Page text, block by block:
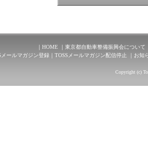
HOME
東京都自動車整備振興会について
メールマガジン登録
TOSSメールマガジン配信停止 お知
Copyright (c)